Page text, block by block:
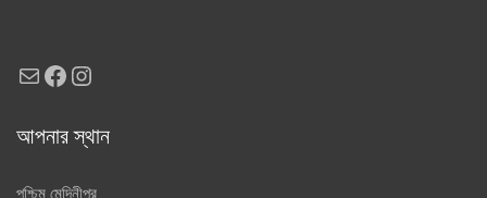
MailFacebook
Instagram
আপনার স্থান
পশ্চিম মেদিনীপুর